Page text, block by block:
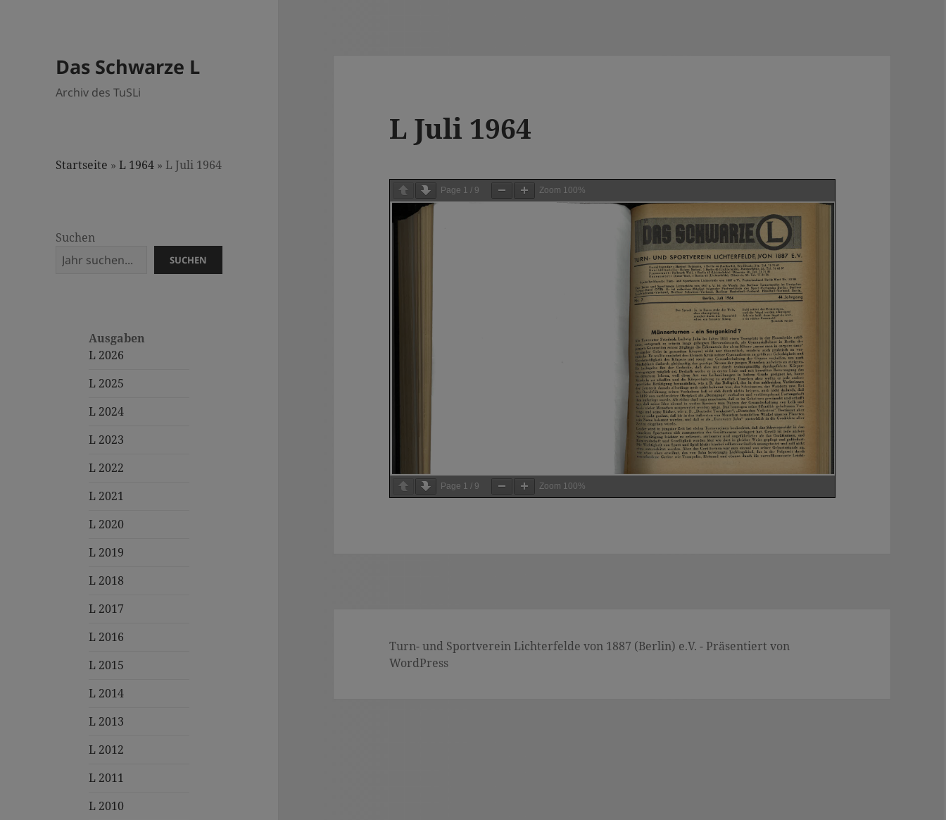
Das Schwarze L
Archiv des TuSLi
Startseite »L 1964 » L Juli 1964
Suchen
SUCHEN
Ausgaben
L 2026
L 2025
L 2024
L 2023
L 2022
L 2021
L 2020
L 2019
L 2018
L 2017
L 2016
L 2015
L 2014
L 2013
L 2012
L 2011
L 2010
L Juli 1964
Page 1 / 9 Zoom 100%
Page 1 / 9 Zoom 100%
Turn- und Sportverein Lichterfelde von 1887 (Berlin) e.V. - Präsentiert von
WordPress